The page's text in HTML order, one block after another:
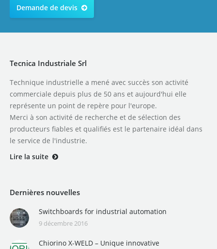
Demande de devis
Tecnica Industriale Srl
Technique industrielle a mené avec succès son activité
commerciale depuis plus de 50 ans et aujourd'hui elle
représente un point de repère pour l'europe.
Merci à son activité de recherche et de sélection des
producteurs fiables et qualifiés est le partenaire idéal dans
le service de l'industrie.
Lire la suite
Dernières nouvelles
Switchboards for industrial automation
9 décembre 2016
Chiorino X-WELD – Unique innovative